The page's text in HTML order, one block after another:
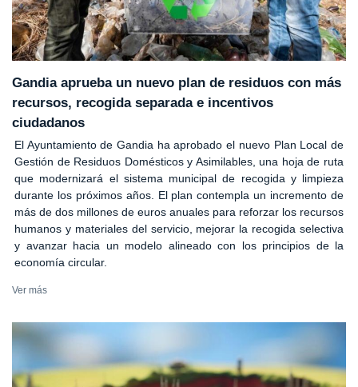
Gandia aprueba un nuevo plan de residuos con más
recursos, recogida separada e incentivos
ciudadanos
El Ayuntamiento de Gandia ha aprobado el nuevo Plan Local de
Gestión de Residuos Domésticos y Asimilables, una hoja de ruta
que modernizará el sistema municipal de recogida y limpieza
durante los próximos años. El plan contempla un incremento de
más de dos millones de euros anuales para reforzar los recursos
humanos y materiales del servicio, mejorar la recogida selectiva
y avanzar hacia un modelo alineado con los principios de la
economía circular.
Ver más